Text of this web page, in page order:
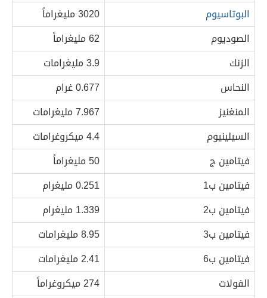
البوتاسيوم
3020 مليغراماً
الصوديوم
62 مليغراماً
الزنك
3.9 مليغرامات
النحاس
0.677 غرام
المنغنيز
7.967 مليغرامات
السيلينيوم
4.4 ميكروغرامات
فيتامين ج
50 مليغراماً
فيتامين ب1
0.251 مليغرام
فيتامين ب2
1.339 مليغرام
فيتامين ب3
8.95 مليغرامات
فيتامين ب6
2.41 مليغرامات
الفولات
274 ميكروغراماً